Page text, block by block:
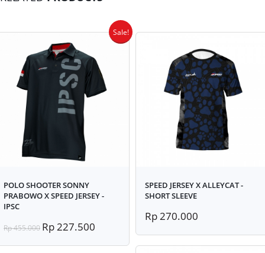
Sale!
POLO SHOOTER SONNY
PRABOWO X SPEED JERSEY -
IPSC
Rp 455.000 Rp 227.500
SPEED JERSEY X ALLEYCAT -
SHORT SLEEVE
Rp 270.000